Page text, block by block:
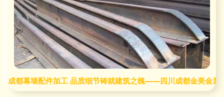
成都幕墙配件加工 品质细节铸就建筑之魄——四川成都金美金属